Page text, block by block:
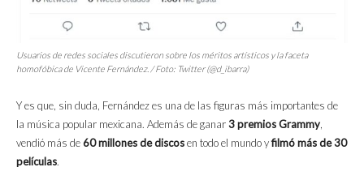
Usuarios de redes sociales discutieron sobre los méritos artísticos y la faceta
homofóbica de Vicente Fernández. / Foto: Twitter (@d_ibarra)
Y es que, sin duda, Fernández es una de las figuras más importantes de
la música popular mexicana. Además de ganar3 premios Grammy
vendió más de60 millones de discosen todo el mundo yfilmó más de 30
películas.